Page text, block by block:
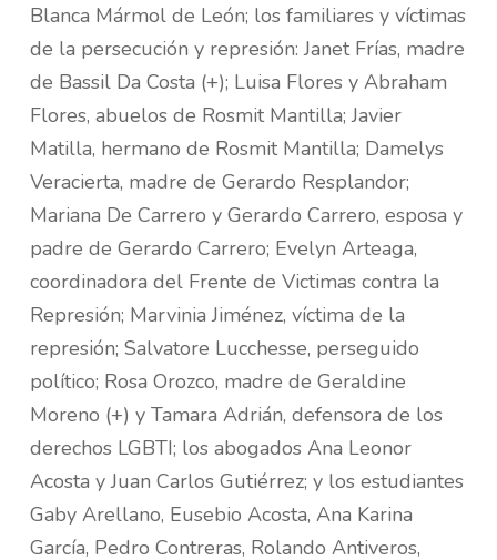
Blanca Mármol de León; los familiares y víctimas
de la persecución y represión: Janet Frías, madre
de Bassil Da Costa (+); Luisa Flores y Abraham
Flores, abuelos de Rosmit Mantilla; Javier
Matilla, hermano de Rosmit Mantilla; Damelys
Veracierta, madre de Gerardo Resplandor;
Mariana De Carrero y Gerardo Carrero, esposa y
padre de Gerardo Carrero; Evelyn Arteaga,
coordinadora del Frente de Victimas contra la
Represión; Marvinia Jiménez, víctima de la
represión; Salvatore Lucchesse, perseguido
político; Rosa Orozco, madre de Geraldine
Moreno (+) y Tamara Adrián, defensora de los
derechos LGBTI; los abogados Ana Leonor
Acosta y Juan Carlos Gutiérrez; y los estudiantes
Gaby Arellano, Eusebio Acosta, Ana Karina
García, Pedro Contreras, Rolando Antiveros,